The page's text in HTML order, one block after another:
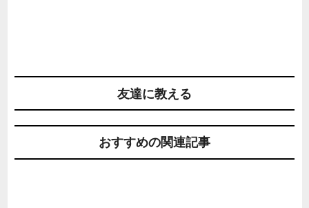
友達に教える
おすすめの関連記事